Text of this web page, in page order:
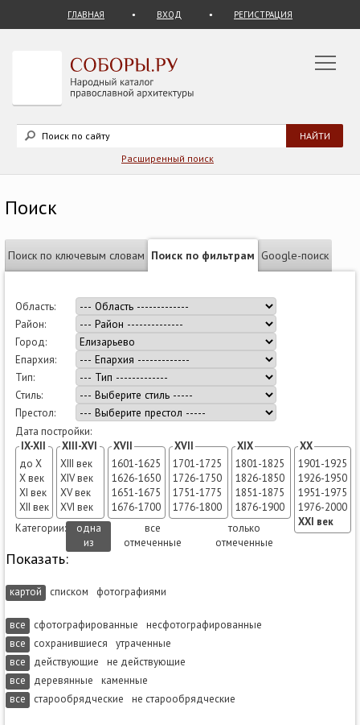
ГЛАВНАЯ ВХОД РЕГИСТРАЦИЯ
Расширенный поиск
Поиск
Поиск по ключевым словам Поиск по фильтрам Google-поиск
Область:
Район:
Город:
Епархия:
Тип:
Стиль:
Престол:
Дата постройки:
IX-XII
до X
X век
XI век
XII век
XIII-XVI
XIII век
XIV век
XV век
XVI век
XVII
1601-1625
1626-1650
1651-1675
1676-1700
XVII
1701-1725
1726-1750
1751-1775
1776-1800
XIX
1801-1825
1826-1850
1851-1875
1876-1900
Категории:
одна
из
все
отмеченные
только
отмеченные
XX
1901-1925
1926-1950
1951-1975
1976-2000
XXI век
Показать:
картой списком фотографиями
все сфотографированные
несфотографированные
все
сохранившиеся
утраченные
все
действующие
не действующие
все
деревянные
каменные
все
старообрядческие не старообрядческие